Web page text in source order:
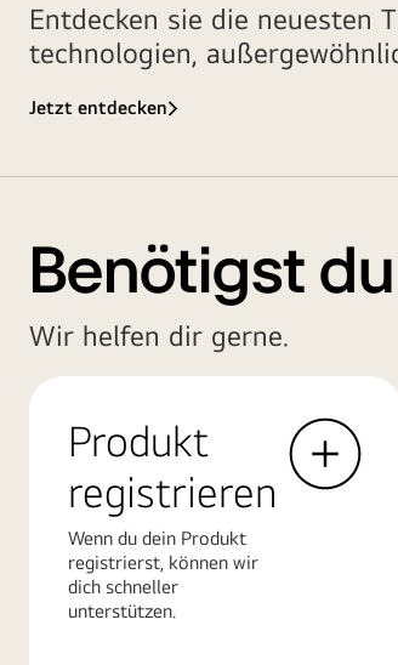
Entdecken sie die neuesten
technologien,
Jetzt entdecken
Benötigst
Wir helfen dir gerne.
Produkt
registrieren
Wenn du dein Produkt
registrierst, können wir
dich schneller
unterstützen.